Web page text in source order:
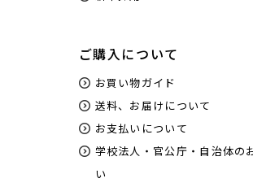
ご購入について
お買い物ガイド
送料、お届けについて
お支払いについて
学校法人・官公庁・自治体の
い